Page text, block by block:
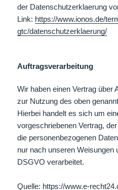
der Datenschutzerklaerung
Link: https://www.ionos.de/
gtc/datenschutzerklaerung/
Auftragsverarbeitung
Wir haben einen Vertrag über
zur Nutzung des oben
Hierbei handelt es sich um
vorgeschriebenen Vertrag,
die personenbezogenen
nur nach unseren Weisungen
DSGVO verarbeitet.
Quelle: https://www.e-